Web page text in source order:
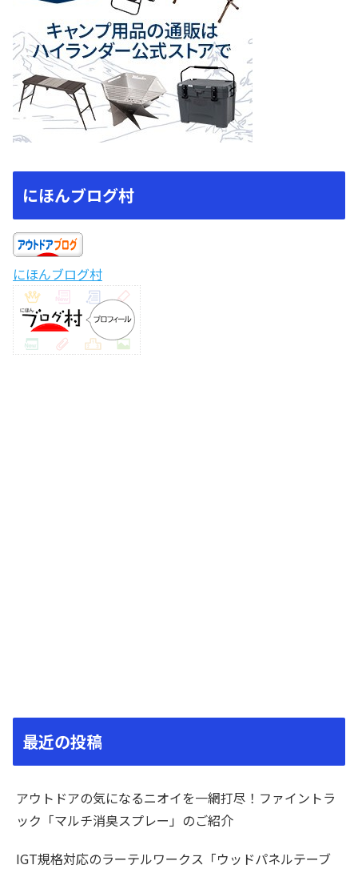
にほんブログ村
にほんブログ村
最近の投稿
アウトドアの気になるニオイを一網打尽！ファイントラ
ック「マルチ消臭スプレー」のご紹介
IGT規格対応のラーテルワークス「ウッドパネルテーブ